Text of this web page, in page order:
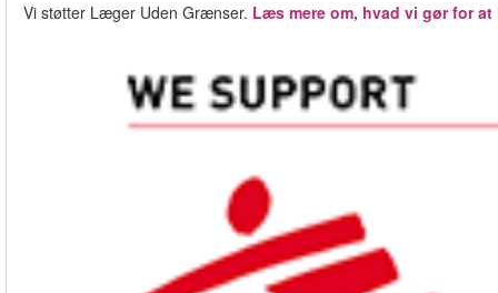
Vi støtter Læger Uden Grænser. Læs mere om, hvad vi gør for